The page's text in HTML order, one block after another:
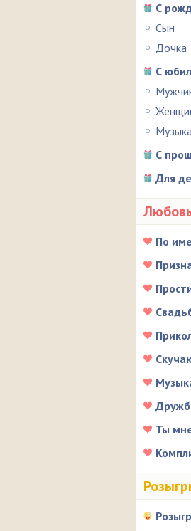
С
Сын
Дочка
С
С
Для
По
Ты